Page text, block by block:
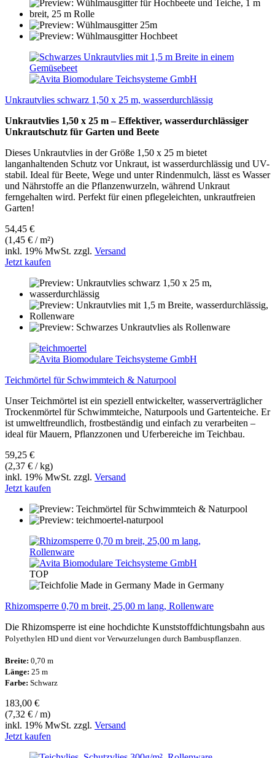
Unkrautvlies schwarz 1,50 x 25 m, wasserdurchlässig
Unkrautvlies 1,50 x 25 m – Effektiver, wasserdurchlässiger
Unkrautschutz für Garten und Beete
Dieses Unkrautvlies in der Größe 1,50 x 25 m bietet
langanhaltenden Schutz vor Unkraut, ist wasserdurchlässig und UV-
stabil. Ideal für Beete, Wege und unter Rindenmulch, lässt es Wasser
und Nährstoffe an die Pflanzenwurzeln, während Unkraut
ferngehalten wird. Perfekt für einen pflegeleichten, unkrautfreien
Garten!
54,45 €
(1,45 € / m²)
inkl. 19% MwSt. zzgl. Versand
Jetzt kaufen
Teichmörtel für Schwimmteich & Naturpool
Unser Teichmörtel ist ein speziell entwickelter, wasserverträglicher
Trockenmörtel für Schwimmteiche, Naturpools und Gartenteiche. Er
ist umweltfreundlich, frostbeständig und einfach zu verarbeiten –
ideal für Mauern, Pflanzzonen und Uferbereiche im Teichbau.
59,25 €
(2,37 € / kg)
inkl. 19% MwSt. zzgl. Versand
Jetzt kaufen
TOP
Made in Germany
Rhizomsperre 0,70 m breit, 25,00 m lang, Rollenware
Die Rhizomsperre ist eine hochdichte Kunststoffdichtungsbahn aus
Polyethylen HD und dient vor Verwurzelungen durch Bambuspflanzen.
Breite: 0,70 m
Länge: 25 m
Farbe: Schwarz
183,00 €
(7,32 € / m)
inkl. 19% MwSt. zzgl. Versand
Jetzt kaufen